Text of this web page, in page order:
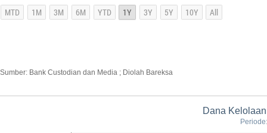
Sumber: Bank Custodian dan Media ; Diolah Bareksa
Dana